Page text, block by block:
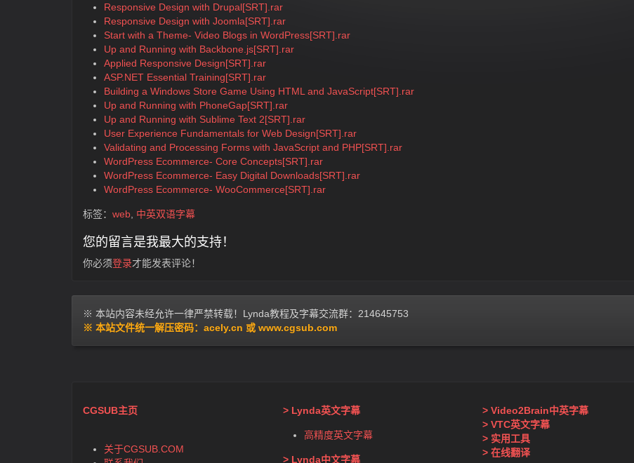
Responsive Design with Drupal[SRT].rar
Responsive Design with Joomla[SRT].rar
Start with a Theme- Video Blogs in WordPress[SRT].rar
Up and Running with Backbone.js[SRT].rar
Applied Responsive Design[SRT].rar
ASP.NET Essential Training[SRT].rar
Building a Windows Store Game Using HTML and JavaScript[SRT].rar
Up and Running with PhoneGap[SRT].rar
Up and Running with Sublime Text 2[SRT].rar
User Experience Fundamentals for Web Design[SRT].rar
Validating and Processing Forms with JavaScript and PHP[SRT].rar
WordPress Ecommerce- Core Concepts[SRT].rar
WordPress Ecommerce- Easy Digital Downloads[SRT].rar
WordPress Ecommerce- WooCommerce[SRT].rar
标签： web 中英双语字幕
您的留言是我最大的支持！
你必须登录才能发表评论！
※ 本站内容未经允许一律严禁转载！Lynda教程及字幕交流群：214645753
※ 本站文件统一解压密码：acely.cn 或 www.cgsub.com
CGSUB主页
关于CGSUB.COM
> Lynda英文字幕
高精度英文字幕
> Lynda中文字幕
> Video2Brain中英字幕
> VTC英文字幕
> 实用工具
> 在线翻译